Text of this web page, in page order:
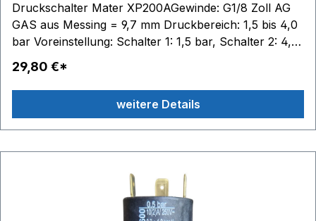
Druckschalter Mater XP200AGewinde: G1/8 Zoll AG
GAS aus Messing = 9,7 mm Druckbereich: 1,5 bis 4,0
bar Voreinstellung: Schalter 1: 1,5 bar, Schalter 2: 4,0
bar - max. Unterschied zwischen Schalter 1 und 2 =
2,0 bar Standard Hysterese: 0,3+/-0,15 bar
Schaltkontakte: 6,3 x 0,8 - max. 250V 16(4)A
Edelstahlmembrane (AISI 316) Silikon Material
Gehäuse: Technopolymer (PET) Temperaturbereich:
29,80 €*
weitere Details